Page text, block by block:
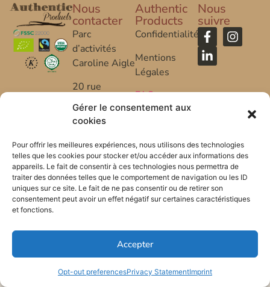
Gérer le consentement aux
cookies
Pour offrir les meilleures expériences, nous utilisons des technologies
telles que les cookies pour stocker et/ou accéder aux informations des
appareils. Le fait de consentir à ces technologies nous permettra de
traiter des données telles que le comportement de navigation ou les ID
uniques sur ce site. Le fait de ne pas consentir ou de retirer son
consentement peut avoir un effet négatif sur certaines caractéristiques
et fonctions.
Accepter
Opt-out preferencesPrivacy StatementImprint
Nous
contacter
Parc
d’activités
Caroline Aigle
20 rue
Caroline Aigle
33185 Le
Haillan –
FRANCE
+33 (0) 5 57
53 08 10
Authentic
Products
Confidentialité
Mentions
Légales
FAQ
Nous
suivre